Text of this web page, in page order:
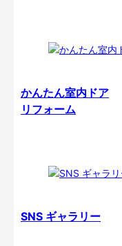
かんたん室内ドア
リフォーム
SNS ギャラリー